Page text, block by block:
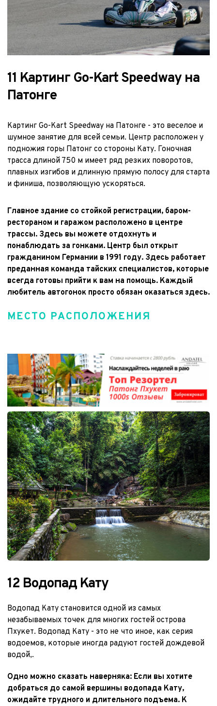
11 Картинг Go-Kart Speedway на
Патонге
Картинг Go-Kart Speedway на Патонге - это веселое и
шумное занятие для всей семьи. Центр расположен у
подножия горы Патонг со стороны Кату. Гоночная
трасса длиной 750 м имеет ряд резких поворотов,
плавных изгибов и длинную прямую полосу для старта
и финиша, позволяющую ускоряться.
Главное здание со стойкой регистрации, баром-
рестораном и гаражом расположено в центре
трассы. Здесь вы можете отдохнуть и
понаблюдать за гонками. Центр был открыт
гражданином Германии в 1991 году. Здесь работает
преданная команда тайских специалистов, которые
всегда готовы прийти к вам на помощь. Каждый
любитель автогонок просто обязан оказаться здесь.
МЕСТО РАСПОЛОЖЕНИЯ
12 Водопад Кату
Водопад Кату становится одной из самых
незабываемых точек для многих гостей острова
Пхукет. Водопад Кату - это не что иное, как серия
водоемов, которые иногда радуют гостей дождевой
водой,.
Одно можно сказать наверняка: Если вы хотите
добраться до самой вершины водопада Кату,
ожидайте трудного и длительного подъема. К